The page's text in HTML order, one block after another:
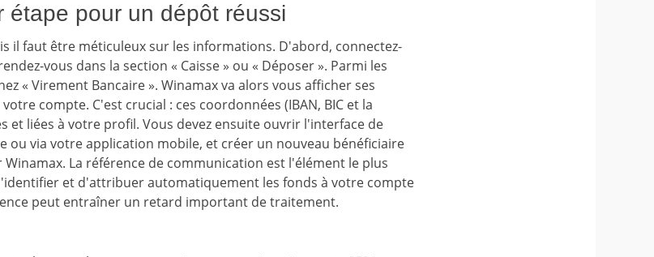
étape pour un dépôt réussi
il faut être méticuleux sur les informations. D'abord, connectez-
vous dans la section « Caisse » ou « Déposer ». Parmi les
« Virement Bancaire ». Winamax va alors vous afficher ses
compte. C'est crucial : ces coordonnées (IBAN, BIC et la
et liées à votre profil. Vous devez ensuite ouvrir l'interface de
ou via votre application mobile, et créer un nouveau bénéficiaire
La référence de communication est l'élément le plus
et d'attribuer automatiquement les fonds à votre compte
peut entraîner un retard important de traitement.